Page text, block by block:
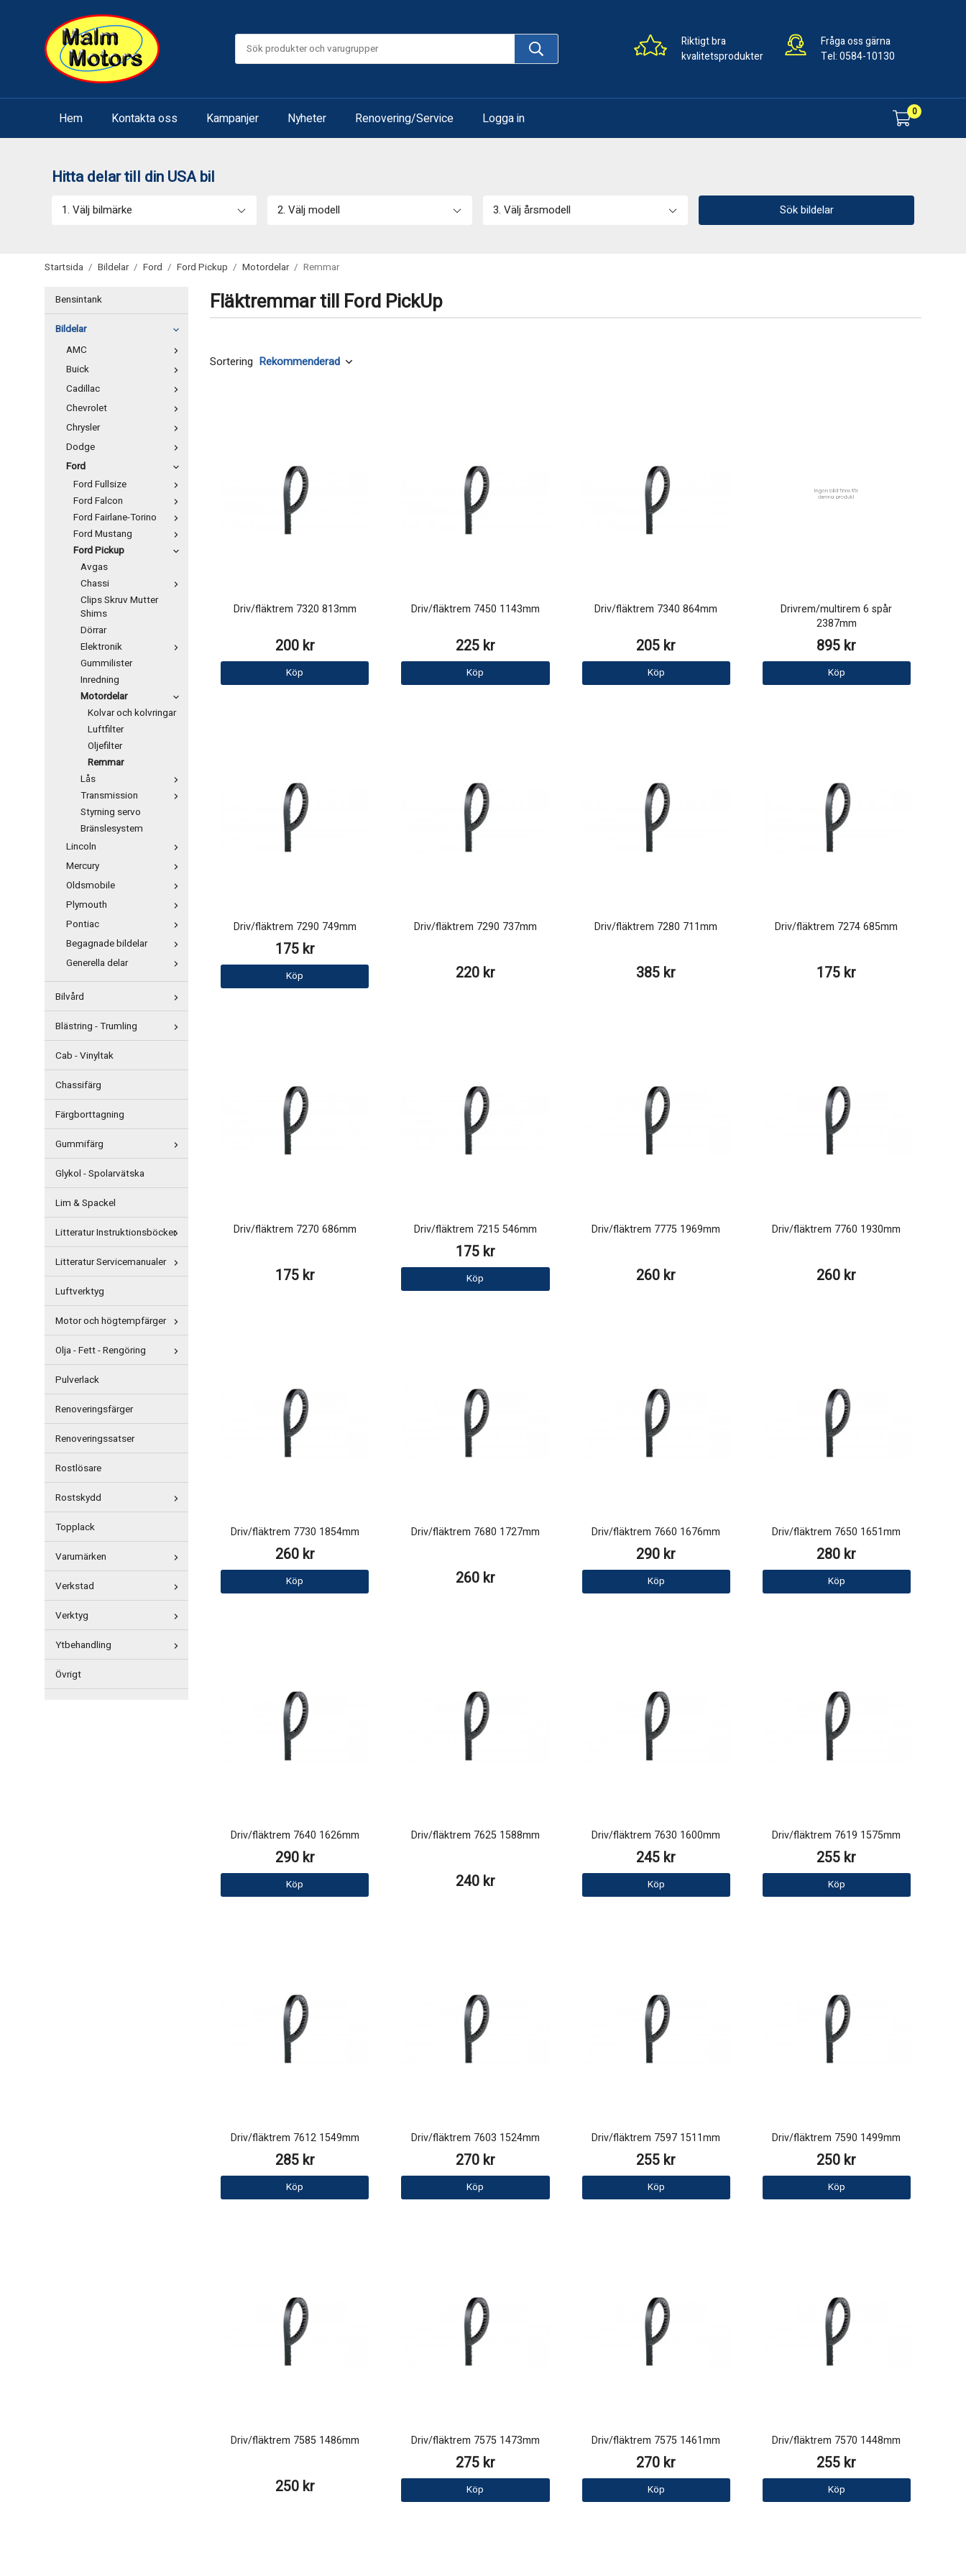
Riktigt bra
kvalitetsprodukter
Fråga oss gärna
Tel:0584-10130
Hem Kontakta oss Kampanjer Nyheter Renovering/Service Logga in 0
Hitta delar till din USA bil
1. Välj bilmärke 2. Välj modell 3. Välj årsmodell Sök bildelar
Startsida / Bildelar / Ford / Ford Pickup / Motordelar / Remmar
Bensintank
Bildelar
AMC
Buick
Cadillac
Chevrolet
Chrysler
Dodge
Ford
Ford Fullsize
Ford Falcon
Ford Fairlane-Torino
Ford Mustang
Ford Pickup
Avgas
Chassi
Clips Skruv Mutter
Shims
Dörrar
Elektronik
Gummilister
Inredning
Motordelar
Kolvar och kolvringar
Luftfilter
Oljefilter
Remmar
Lås
Transmission
Styrning servo
Bränslesystem
Lincoln
Mercury
Oldsmobile
Plymouth
Pontiac
Begagnade bildelar
Generella delar
Bilvård
Blästring - Trumling
Cab - Vinyltak
Chassifärg
Färgborttagning
Gummifärg
Glykol - Spolarvätska
Lim & Spackel
Litteratur Instruktionsböcker
Litteratur Servicemanualer
Luftverktyg
Motor och högtempfärger
Olja - Fett - Rengöring
Pulverlack
Renoveringsfärger
Renoveringssatser
Rostlösare
Rostskydd
Topplack
Varumärken
Verkstad
Verktyg
Ytbehandling
Övrigt
Fläktremmar till Ford PickUp
Sortering
Driv/fläktrem 7320 813mm
200 kr
Köp
Driv/fläktrem 7450 1143mm
225 kr
Köp
Driv/fläktrem 7340 864mm
205 kr
Köp
Drivrem/multirem 6 spår
2387mm
895 kr
Köp
Driv/fläktrem 7290 749mm
175 kr
Köp
Driv/fläktrem 7290 737mm
220 kr
Driv/fläktrem 7280 711mm
385 kr
Driv/fläktrem 7274 685mm
175 kr
Driv/fläktrem 7270 686mm
175 kr
Driv/fläktrem 7215 546mm
175 kr
Köp
Driv/fläktrem 7775 1969mm
260 kr
Driv/fläktrem 7760 1930mm
260 kr
Driv/fläktrem 7730 1854mm
260 kr
Köp
Driv/fläktrem 7680 1727mm
260 kr
Driv/fläktrem 7660 1676mm
290 kr
Köp
Driv/fläktrem 7650 1651mm
280 kr
Köp
Driv/fläktrem 7640 1626mm
290 kr
Köp
Driv/fläktrem 7625 1588mm
240 kr
Driv/fläktrem 7630 1600mm
245 kr
Köp
Driv/fläktrem 7619 1575mm
255 kr
Köp
Driv/fläktrem 7612 1549mm
285 kr
Köp
Driv/fläktrem 7603 1524mm
270 kr
Köp
Driv/fläktrem 7597 1511mm
255 kr
Köp
Driv/fläktrem 7590 1499mm
250 kr
Köp
Driv/fläktrem 7585 1486mm
250 kr
Driv/fläktrem 7575 1473mm
275 kr
Köp
Driv/fläktrem 7575 1461mm
270 kr
Köp
Driv/fläktrem 7570 1448mm
255 kr
Köp